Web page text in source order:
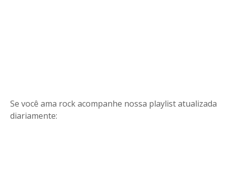
Se você ama rock acompanhe nossa playlist atualizada
diariamente: